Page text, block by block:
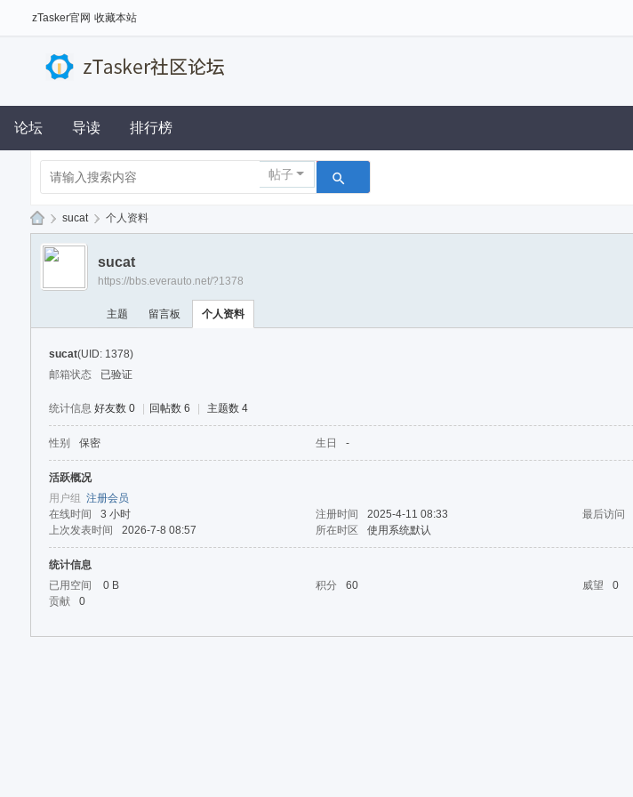
zTasker官网 收藏本站
论坛 导读 排行榜
帖子
› sucat › 个人资料
sucat
https://bbs.everauto.net/?1378
主题 留言板 个人资料
sucat(UID: 1378)
邮箱状态
已验证
统计信息 好友数 0 回帖数 6 主题数 4
性别 保密 生日 -
活跃概况
用户组 注册会员
在线时间
3 小时 注册时间 2025-4-11 08:33 最后访问
上次发表时间
2026-7-8 08:57 所在时区 使用系统默认
统计信息
已用空间
0 B 积分 60 威望 0
贡献
0